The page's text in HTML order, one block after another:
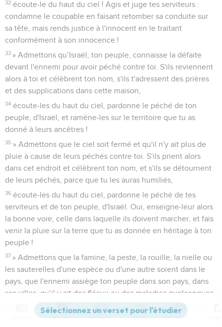
32 écoute-le du haut du ciel ! Agis et juge tes serviteurs :
condamne le coupable en faisant retomber sa conduite sur
sa tête, mais rends justice à l'innocent en le traitant
conformément à son innocence !
33 » Admettons qu’Israël, ton peuple, connaisse la défaite
devant l'ennemi pour avoir péché contre toi. S'ils reviennent
alors à toi et célèbrent ton nom, s'ils t'adressent des prières
et des supplications dans cette maison,
34 écoute-les du haut du ciel, pardonne le péché de ton
peuple, d'Israël, et ramène-les sur le territoire que tu as
donné à leurs ancêtres !
35 » Admettons que le ciel soit fermé et qu'il n'y ait plus de
pluie à cause de leurs péchés contre toi. S'ils prient alors
dans cet endroit et célèbrent ton nom, et s'ils se détournent
de leurs péchés, parce que tu les auras humiliés,
36 écoute-les du haut du ciel, pardonne le péché de tes
serviteurs et de ton peuple, d'Israël. Oui, enseigne-leur alors
la bonne voie, celle dans laquelle ils doivent marcher, et fais
venir la pluie sur la terre que tu as donnée en héritage à ton
peuple !
37 » Admettons que la famine, la peste, la rouille, la nielle ou
les sauterelles d'une espèce ou d'une autre soient dans le
pays, que l'ennemi assiège ton peuple dans son pays, dans
ses villes, qu’il y ait des fléaux ou des maladies quelconques.
Si qui que ce soit, si tout ton peuple, Israël, fait alors
entendre des prières et des supplications parce qu’il
Versions Commentaires Strong